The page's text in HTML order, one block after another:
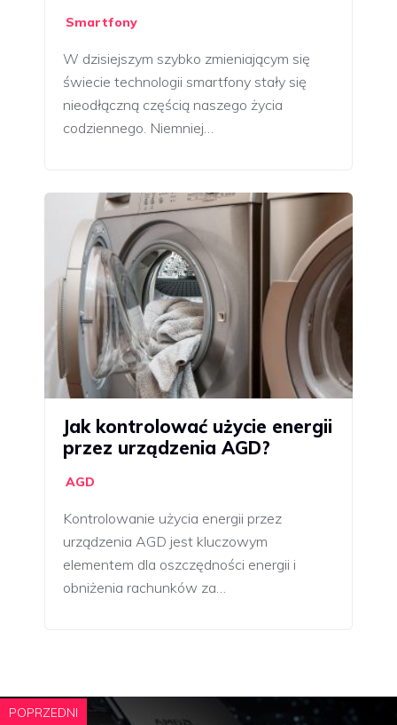
Smartfony
W dzisiejszym szybko zmieniającym się
świecie technologii smartfony stały się
nieodłączną częścią naszego życia
codziennego. Niemniej…
Jak kontrolować użycie energii
przez urządzenia AGD?
AGD
Kontrolowanie użycia energii przez
urządzenia AGD jest kluczowym
elementem dla oszczędności energii i
obniżenia rachunków za…
POPRZEDNI